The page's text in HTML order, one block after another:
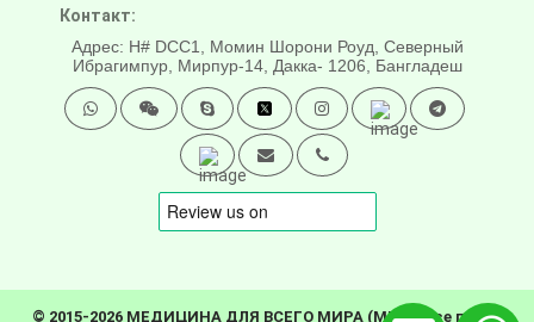
Контакт:
Адрес: H# DCC1, Момин Шорони Роуд, Северный
Ибрагимпур, Мирпур-14, Дакка- 1206, Бангладеш
© 2015-2026 МЕДИЦИНА ДЛЯ ВСЕГО МИРА (MFW). Все права